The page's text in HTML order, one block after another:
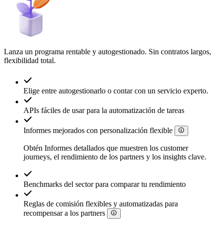
Lanza un programa rentable y autogestionado. Sin contratos largos,
flexibilidad total.
Elige entre autogestionarlo o contar con un servicio experto.
APIs fáciles de usar para la automatización de tareas
Informes mejorados con personalización flexible
Obtén Informes detallados que muestren los customer
journeys, el rendimiento de los partners y los insights clave.
Benchmarks del sector para comparar tu rendimiento
Reglas de comisión flexibles y automatizadas para
recompensar a los partners